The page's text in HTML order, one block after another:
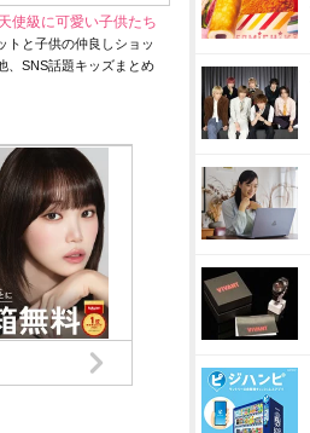
天使級に可愛い子供たち
トと子供の仲良しショッ
、SNS話題キッズまとめ